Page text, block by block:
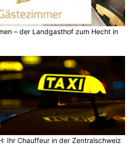
– der Landgasthof zum Hecht in
Ihr Chauffeur in der Zentralschweiz